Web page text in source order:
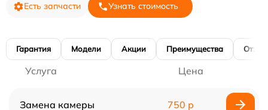
Есть запчасти Узнать стоимость
Гарантия Модели Акции Преимущества
Услуга Цена
Замена камеры 750 р